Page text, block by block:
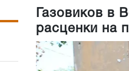
Газовиков в
расценки на